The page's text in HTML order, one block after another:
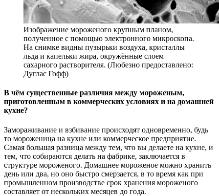
Изображение мороженого крупным планом,
полученное с помощью электронного микроскопа.
На снимке видны пузырьки воздуха, кристаллы
льда и капельки жира, окружённые слоем
сахарного растворителя. (Любезно предоставлено:
Дуглас Гофф)
В чём существенные различия между мороженым,
приготовленным в коммерческих условиях и на домашней
кухне?
Замораживание и взбивание происходят одновременно, будь
то мороженица на кухне или коммерческое предприятие.
Самая большая разница между тем, что вы делаете на кухне, и
тем, что собираются делать на фабрике, заключается в
структуре мороженого. Домашнее мороженое можно хранить
день или два, но оно быстро смерзается, в то время как при
промышленном производстве срок хранения мороженого
составляет от нескольких месяцев до года.